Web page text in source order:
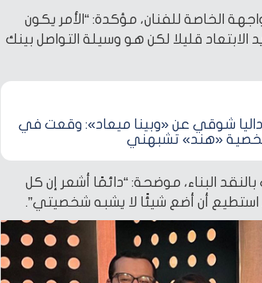
الخاصة للفنان، مؤكدة: “الأمر يكون
قليلا لكن هو وسيلة التواصل بينك
شوقي عن «وبينا ميعاد»: وقعت في
«هند» تشبهني
البناء، موضحة: “دائمًا أشعر إن كل
استطيع أن أضع شيئًا لا يشبه شخصيتي”.